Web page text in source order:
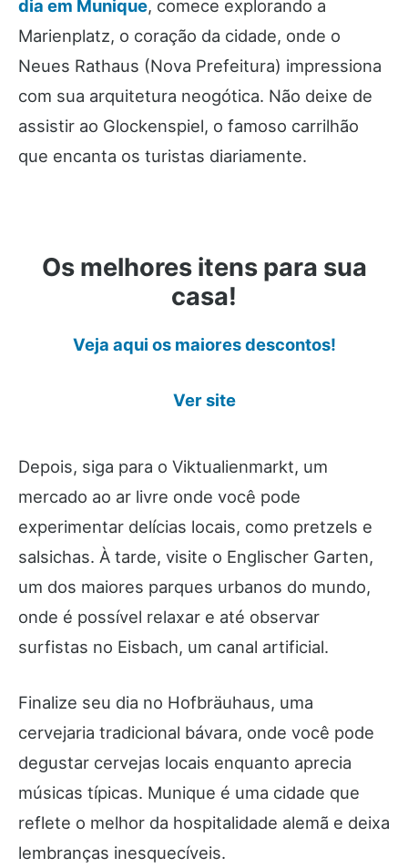
dia em Munique, comece explorando a
Marienplatz, o coração da cidade, onde o
Neues Rathaus (Nova Prefeitura) impressiona
com sua arquitetura neogótica. Não deixe de
assistir ao Glockenspiel, o famoso carrilhão
que encanta os turistas diariamente.
Os melhores itens para sua
casa!
Veja aqui os maiores descontos!
Ver site
Depois, siga para o Viktualienmarkt, um
mercado ao ar livre onde você pode
experimentar delícias locais, como pretzels e
salsichas. À tarde, visite o Englischer Garten,
um dos maiores parques urbanos do mundo,
onde é possível relaxar e até observar
surfistas no Eisbach, um canal artificial.
Finalize seu dia no Hofbräuhaus, uma
cervejaria tradicional bávara, onde você pode
degustar cervejas locais enquanto aprecia
músicas típicas. Munique é uma cidade que
reflete o melhor da hospitalidade alemã e deixa
lembranças inesquecíveis.